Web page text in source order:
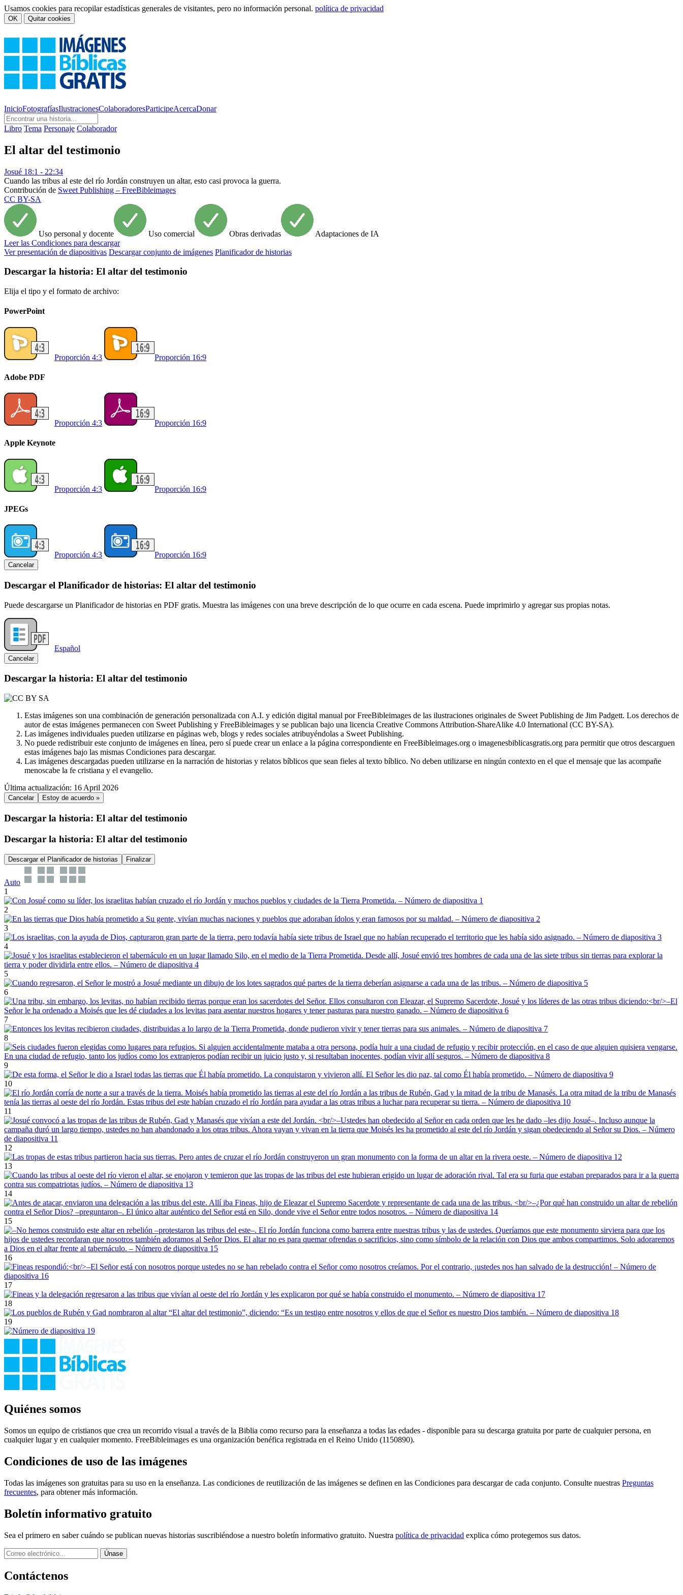
Usamos cookies para recopilar estadísticas generales de visitantes, pero no información personal. política de privacidad
OK Quitar cookies
InicioFotografíasIlustracionesColaboradoresParticipeAcercaDonar
Libro Tema Personaje Colaborador
El altar del testimonio
Josué 18:1 - 22:34
Cuando las tribus al este del río Jordán construyen un altar, esto casi provoca la guerra.
Contribución de Sweet Publishing – FreeBibleimages
CC BY-SA
Uso personal y docente Uso comercial Obras derivadas
Adaptaciones de IA
Leerlas Condiciones para descargar
Ver presentación de diapositivas Descargar conjunto de imágenes Planificador de historias
Descargar la historia: El altar del testimonio
Elija el tipo y el formato de archivo:
PowerPoint
Proporción 4:3 Proporción 16:9
Adobe PDF
Proporción 4:3 Proporción 16:9
Apple Keynote
Proporción 4:3 Proporción 16:9
JPEGs
Proporción 4:3 Proporción 16:9
Cancelar
Descargar el Planificador de historias: El altar del testimonio
Puede descargarse un Planificador de historias en PDF gratis. Muestra las imágenes con una breve descripción de lo que ocurre en cada escena. Puede imprimirlo y agregar sus propias notas.
Español
Cancelar
Descargar la historia: El altar del testimonio
Estas imágenes son una combinación de generación personalizada con A.I. y edición digital manual por FreeBibleimages de las ilustraciones originales de Sweet Publishing de Jim Padgett. Los derechos de
autor de estas imágenes permanecen con Sweet Publishing y FreeBibleimages y se publican bajo una licencia Creative Commons Attribution-ShareAlike 4.0 International (CC BY-SA).
Las imágenes individuales pueden utilizarse en páginas web, blogs y redes sociales atribuyéndolas a Sweet Publishing.
No puede redistribuir este conjunto de imágenes en línea, pero sí puede crear un enlace a la página correspondiente en FreeBibleimages.org o imagenesbiblicasgratis.org para permitir que otros descarguen
estas imágenes bajo las mismas Condiciones para descargar.
Las imágenes descargadas pueden utilizarse en la narración de historias y relatos bíblicos que sean fieles al texto bíblico. No deben utilizarse en ningún contexto en el que el mensaje que las acompañe
menoscabe la fe cristiana y el evangelio.
Última actualización: 16 April 2026
Cancelar Estoy de acuerdo »
Descargar la historia: El altar del testimonio
Descargar la historia: El altar del testimonio
Descargar el Planificador de historias Finalizar
Auto
1
2
3
4
5
6
7
8
9
10
11
12
13
14
15
16
17
18
19
Quiénes somos
Somos un equipo de cristianos que crea un recorrido visual a través de la Biblia como recurso para la enseñanza a todas las edades - disponible para su descarga gratuita por parte de cualquier persona, en
cualquier lugar y en cualquier momento. FreeBibleimages es una organización benéfica registrada en el Reino Unido (1150890).
Condiciones de uso de las imágenes
Todas las imágenes son gratuitas para su uso en la enseñanza. Las condiciones de reutilización de las imágenes se definen en las Condiciones para descargar de cada conjunto. Consulte nuestras Preguntas
frecuentes, para obtener más información.
Boletín informativo gratuito
Sea el primero en saber cuándo se publican nuevas historias suscribiéndose a nuestro boletín informativo gratuito. Nuestra política de privacidad explica cómo protegemos sus datos.
Contáctenos